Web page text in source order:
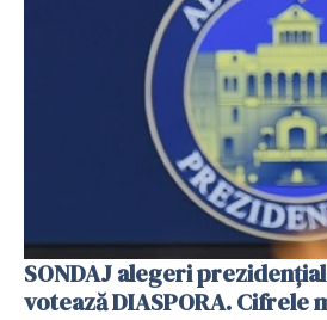
SONDAJ alegeri
votează DIASPORA. Cifrele